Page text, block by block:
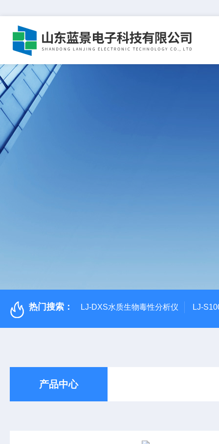
热门搜索： LJ-DXS水质生物毒性分析仪 LJ-
产品中心